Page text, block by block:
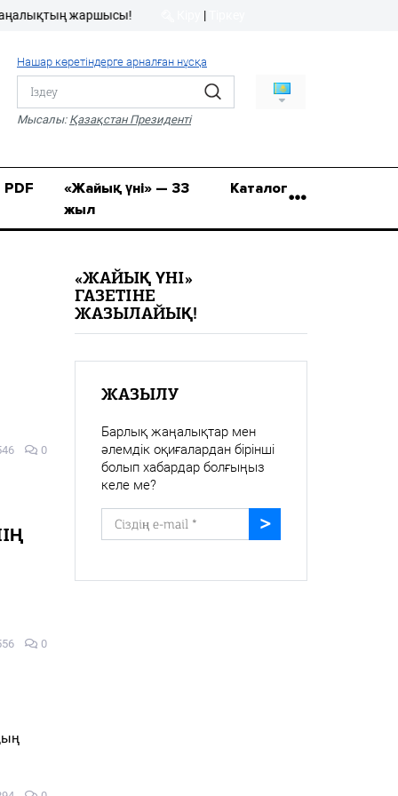
8 (7112) 50-86-31
Қ.Жұмағалиев (Фрунзе)
жаршысы! |
Нашар көретіндерге арналған нұсқа
Мысалы: Қазақстан Президенті
PDF
«Жайық үні» — 33
жыл
Каталог
0
0
«ЖАЙЫҚ ҮНІ»
ГАЗЕТІНЕ
ЖАЗЫЛАЙЫҚ!
ЖАЗЫЛУ
Барлық жаңалықтар мен
әлемдік оқиғалардан бірінші
болып хабардар болғыңыз
келе ме?